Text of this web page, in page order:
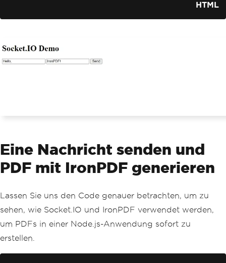
</button>
<script>
.textContent
        document
.getElementById('messa
ges'
appendChild (li);
});
// Function to send a message to t
he server and generate a PDF
function sendMessage()
const
ITitle = document
getEleme
HTML
Eine Nachricht senden und
PDF mit IronPDF generieren
Lassen Sie uns den Code genauer betrachten, um zu
sehen, wie Socket.IO und IronPDF verwendet werden,
um PDFs in einer Node.js-Anwendung sofort zu
erstellen.